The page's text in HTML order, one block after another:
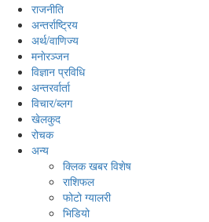
राजनीति
अन्तर्राष्ट्रिय
अर्थ/वाणिज्य
मनाेरञ्जन
विज्ञान प्रविधि
अन्तरर्वार्ता
विचार/ब्लग
खेलकुद
रोचक
अन्य
क्लिक खबर विशेष
राशिफल
फोटो ग्यालरी
भिडियो